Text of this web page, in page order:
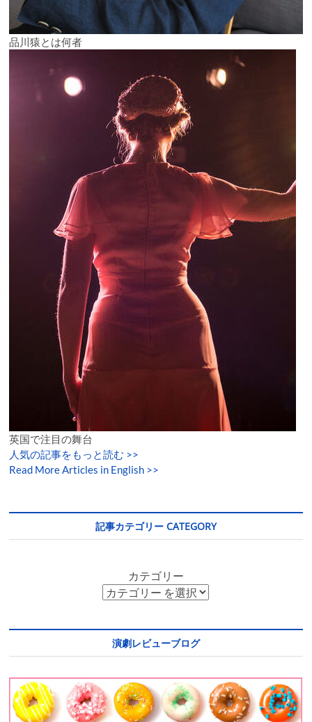
品川猿とは何者
英国で注目の舞台
人気の記事をもっと読む >>
Read More Articles in English >>
記事カテゴリー CATEGORY
カテゴリー
演劇レビューブログ